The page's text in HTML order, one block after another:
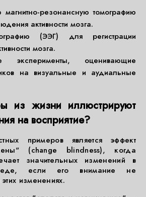
резонансную томографию
активности мозга.
(ЭЭГ) для регистрации
мозга.
эксперименты, оценивающие
на визуальные и аудиальные
из жизни иллюстрируют
на восприятие?
примеров является эффект
(change blindness), когда
значительных изменений в
если его внимание не
изменениях.